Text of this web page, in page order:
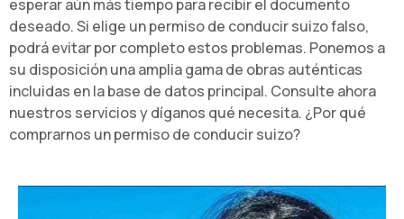
esperar aún más tiempo para recibir el documento
deseado. Si elige un permiso de conducir suizo falso,
podrá evitar por completo estos problemas. Ponemos a
su disposición una amplia gama de obras auténticas
incluidas en la base de datos principal. Consulte ahora
nuestros servicios y díganos qué necesita. ¿Por qué
comprarnos un permiso de conducir suizo?